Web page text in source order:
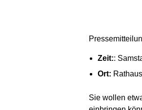
Zeit::
Ort:
Sie wollen